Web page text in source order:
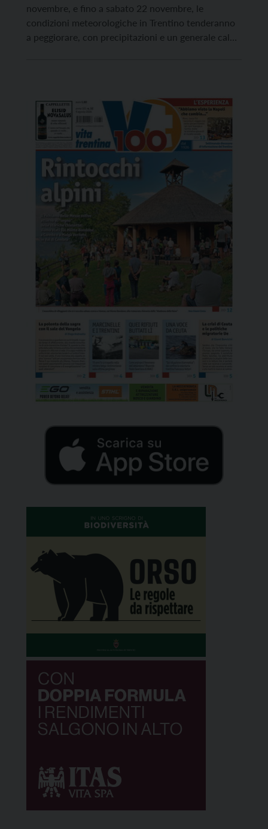
novembre, e fino a sabato 22 novembre, le
condizioni meteorologiche in Trentino tenderanno
a peggiorare, con precipitazioni e un generale calo